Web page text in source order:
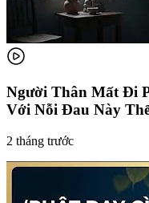
Người Thân Mất Đi
Với Nỗi Đau Này
2 tháng trước